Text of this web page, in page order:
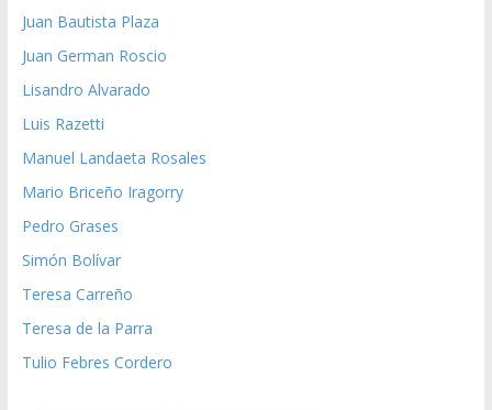
Juan Bautista Plaza
Juan German Roscio
Lisandro Alvarado
Luis Razetti
Manuel Landaeta Rosales
Mario Briceño Iragorry
Pedro Grases
Simón Bolívar
Teresa Carreño
Teresa de la Parra
Tulio Febres Cordero